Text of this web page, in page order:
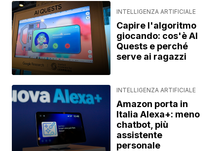
INTELLIGENZA ARTIFICIALE
Capire l'algoritmo
giocando: cos'è AI
Quests e perché
serve ai ragazzi
INTELLIGENZA ARTIFICIALE
Amazon porta in
Italia Alexa+: meno
chatbot, più
assistente
personale